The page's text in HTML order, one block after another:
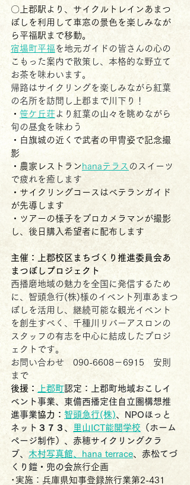
〇上郡駅より、サイクルトレインあまつ
ぼしを利用して車窓の景色を楽しみなが
ら平福駅まで移動。
宿場町平福 を地元ガイドの皆さんの心の
こもった案内で散策し、本格的な野立て
お茶を味わいます。
帰路はサイクリングを楽しみながら紅葉
の名所を訪問し上郡まで川下り！
・ 笹ケ丘荘 より紅葉の山々を眺めながら
旬の昼食を味わう
・白旗城の近くで武者の甲冑姿で記念撮
影
・農家レストラン hanaテラス のスイーツ
で疲れを癒します
・サイクリングコースはベテランガイド
が先導します
・ツアーの様子をプロカメラマンが撮影
し、後日購入希望者に配布します
主催：上郡校区まちづくり推進委員会あ
まつぼしプロジェクト
西播磨地域の魅力を全国に発信するため
に、智頭急行(株)様のイベント列車あまつ
ぼしを活用し、継続可能な観光イベント
を創生すべく、千種川リバーアスロンの
スタッフの有志を中心に結成したプロジ
ェクトです。
お問い合わせ　090-6608－6915　安則
まで
後援：
上郡町認定：上郡町地域おこしイ
ベント事業、東備西播定住自立圏構想推
進事業協力： 智頭急行(株) 、NPOほっと
ネット３７３、
里山ICT能開学校 （ホーム
ページ制作）、赤穂サイクリングクラ
ブ、 木村写真館 hana terrace 、赤松てづ
くり鎧・兜の会旅行企画
･実施：兵庫県知事登録旅行業第2-431